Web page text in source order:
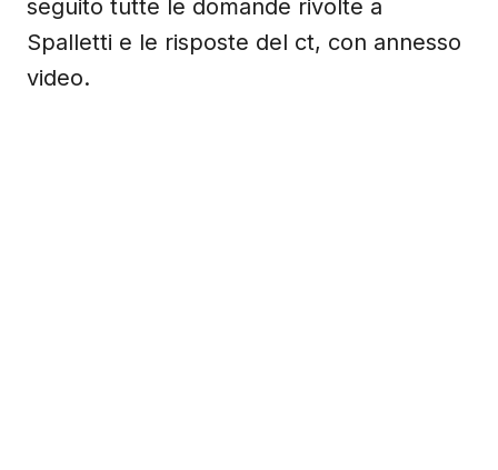
seguito tutte le domande rivolte a
Spalletti e le risposte del ct, con annesso
video.